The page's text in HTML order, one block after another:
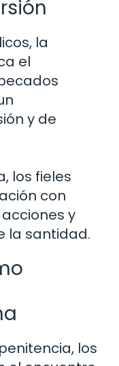
la
el
y de
los fieles
con
y
la santidad.
los